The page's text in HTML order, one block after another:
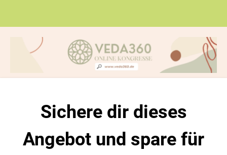
Sichere dir dieses
Angebot und spare für